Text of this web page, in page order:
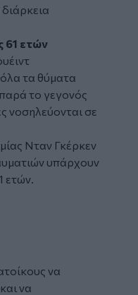
61 ετών
τα θύματα
το γεγονός
νοσηλεύονται σε
Νταν Γκέρκεν
υπάρχουν
ετών.
να
να